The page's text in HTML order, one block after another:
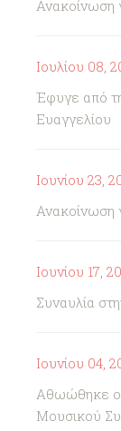
Ανακοίνωση
Ιουλίου 08,
Έφυγε από
Ευαγγελίου
Ιουνίου 23,
Ανακοίνωση
Ιουνίου 17,
Συναυλία
Ιουνίου 04,
Αθωώθηκε ο
Μουσικού